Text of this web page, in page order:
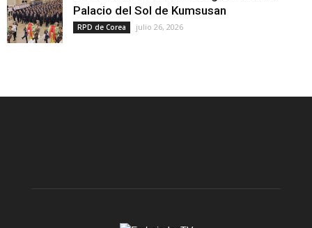
Palacio del Sol de Kumsusan
RPD de Corea julio 26, 2026